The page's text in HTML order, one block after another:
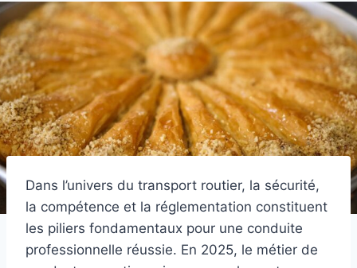
Dans l’univers du transport routier, la sécurité,
la compétence et la réglementation constituent
les piliers fondamentaux pour une conduite
professionnelle réussie. En 2025, le métier de